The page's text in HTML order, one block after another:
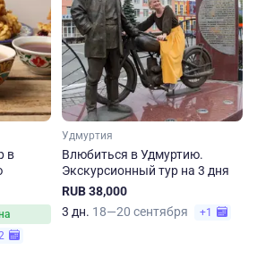
в
Удмуртия
Влюбиться в Удмуртию.
Экскурсионный тур на 3 дня
RUB 38,000
3 дн. 18—20 сентября +1